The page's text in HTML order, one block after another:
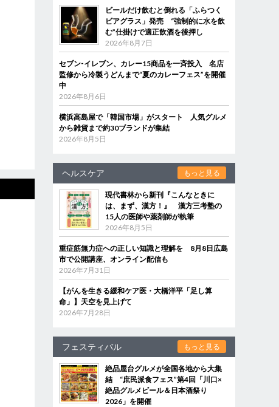
ビールだけ飲むと倒れる「ふらつく
ビアグラス」発売 “強制的に水を飲
む”仕掛けで適正飲酒を後押し
2026年8月7日
セブン‐イレブン、カレー15商品を一斉投入 名店
監修から冷製うどんまで“夏のカレーフェス”を開催
中
2026年8月6日
横浜高島屋で「韓国市場」がスタート 人気グルメ
から雑貨まで約30ブランドが集結
2026年8月5日
ヘルスケア もっと見る
現代書林から新刊『こんなときに
は、まず、漢方！』 漢方三考塾の
15人の医師や薬剤師が執筆
2026年8月5日
重症筋無力症への正しい知識と理解を 8月8日広島
市で公開講座、オンライン配信も
2026年7月31日
【がんを生きる緩和ケア医・大橋洋平「足し算
命」】天空を見上げて
2026年7月28日
フェスティバル もっと見る
絶品屋台グルメが全国各地から大集
結 “庶民派食フェス”第4回「川口×
絶品グルメビール＆日本酒祭り
2026」を開催